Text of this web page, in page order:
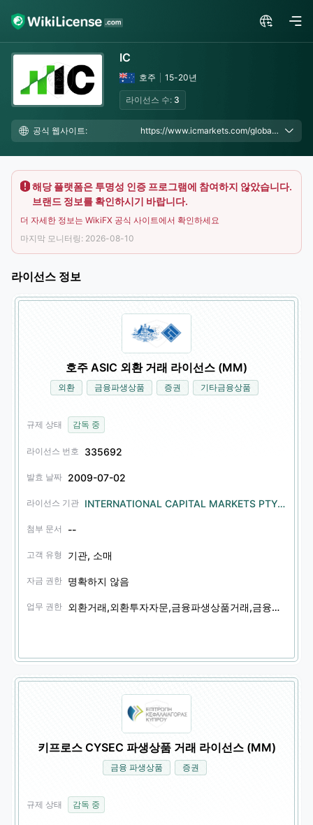
IC
호주 15-20년
라이선스 수: 3
공식 웹사이트: https://www.icmarkets.com/global/en/?camp=56118
해당 플랫폼은 투명성 인증 프로그램에 참여하지 않았습니다.
브랜드 정보를 확인하시기 바랍니다.
더 자세한 정보는 WikiFX 공식 사이트에서 확인하세요
마지막 모니터링: 2026-08-10
라이선스 정보
호주 ASIC 외환 거래 라이선스 (MM)
외환 금융파생상품 증권 기타금융상품
규제 상태 감독 중
라이선스 번호 335692
발효 날짜 2009-07-02
라이선스 기관 INTERNATIONAL CAPITAL MARKETS PTY. LTD.
첨부 문서 --
고객 유형 기관, 소매
자금 권한 명확하지 않음
업무 권한 외환거래,외환투자자문,금융파생상품거래,금융파생상품투자자문,증권투자자문,기타금융상품투자자문
키프로스 CYSEC 파생상품 거래 라이선스 (MM)
금융 파생상품 증권
규제 상태 감독 중